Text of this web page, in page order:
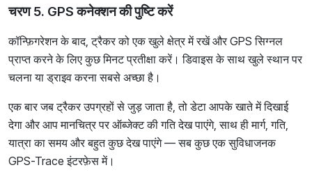
चरण 5. GPS कनेक्शन की पुष्टि करें
कॉन्फ़िगरेशन के बाद, ट्रैकर को एक खुले क्षेत्र में रखें और GPS सिग्नल
प्राप्त करने के लिए कुछ मिनट प्रतीक्षा करें। डिवाइस के साथ खुले स्थान पर
चलना या ड्राइव करना सबसे अच्छा है।
एक बार जब ट्रैकर उपग्रहों से जुड़ जाता है, तो डेटा आपके खाते में दिखाई
देगा और आप मानचित्र पर ऑब्जेक्ट की गति देख पाएंगे, साथ ही मार्ग, गति,
यात्रा का समय और बहुत कुछ देख पाएंगे — सब कुछ एक सुविधाजनक
GPS-Trace इंटरफ़ेस में।